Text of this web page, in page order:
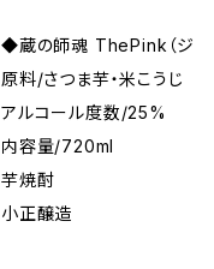
◆蔵の師魂 ThePink（ジ
原料/さつま芋・米こうじ
アルコール度数/25%
内容量/720ml
芋焼酎
小正醸造